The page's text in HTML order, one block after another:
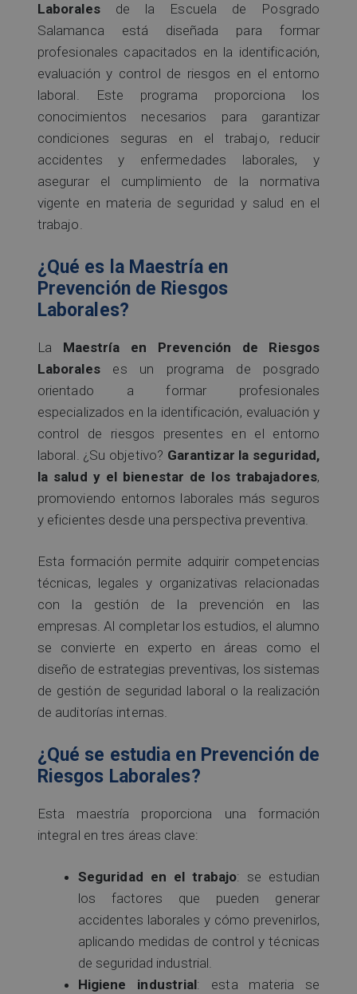
Laboralesde la Escuela de Posgrado
Salamanca está diseñada para formar
profesionales capacitados en la identificación,
evaluación y control de riesgos en el entorno
laboral. Este programa proporciona los
conocimientos necesarios para garantizar
condiciones seguras en el trabajo, reducir
accidentes y enfermedades laborales, y
asegurar el cumplimiento de la normativa
vigente en materia de seguridad y salud en el
trabajo.
¿Qué es la Maestría en
Prevención de Riesgos
Laborales?
La Maestría en Prevención de Riesgos
Laboraleses un programa de posgrado
orientado a formar profesionales
especializados en la identificación, evaluación y
control de riesgos presentes en el entorno
laboral. ¿Su objetivo? Garantizar la seguridad,
la salud y el bienestar de los trabajadores,
promoviendo entornos laborales más seguros
y eficientes desde una perspectiva preventiva.
Esta formación permite adquirir competencias
técnicas, legales y organizativas relacionadas
con la gestión de la prevención en las
empresas. Al completar los estudios, el alumno
se convierte en experto en áreas como el
diseño de estrategias preventivas, los sistemas
de gestión de seguridad laboral o la realización
de auditorías internas.
¿Qué se estudia en Prevención de
Riesgos Laborales?
Esta maestría proporciona una formación
integral en tres áreas clave:
Seguridad en el trabajo: se estudian
los factores que pueden generar
accidentes laborales y cómo prevenirlos,
aplicando medidas de control y técnicas
de seguridad industrial.
Higiene industrial: esta materia se